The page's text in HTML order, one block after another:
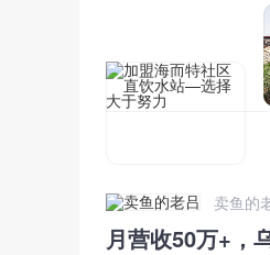
卖鱼的
月营收50万+，